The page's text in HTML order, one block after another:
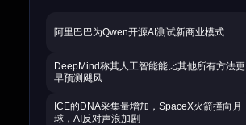
阿里巴巴为Qwen开源AI测试新商业模式
DeepMind称其人工智能能比其他所有方法更
早预测飓风
ICE的DNA采集量增加，SpaceX火箭撞向月
球，AI反对声浪加剧